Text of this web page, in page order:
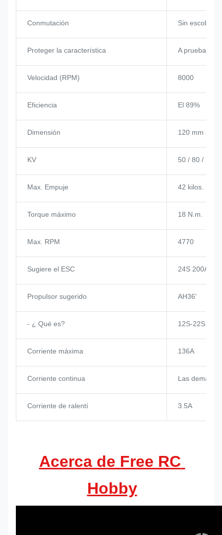
Conmutación Sin escobillas
Proteger la característica A prueba de
Velocidad (RPM) 8000
Eficiencia El 89%
Dimensión 120 mm por
KV 50 / 80 / 120
Max. Empuje 42 kilos.
Torque máximo 18 N.m.
Max. RPM 4770
Sugiere el ESC 24S 200A
Propulsor sugerido AH36'
- ¿ Qué es? 12S-22S
Corriente máxima 136A
Corriente continua Las demás:
Corriente de ralentí 3.5A
Acerca de Free RC
Hobby